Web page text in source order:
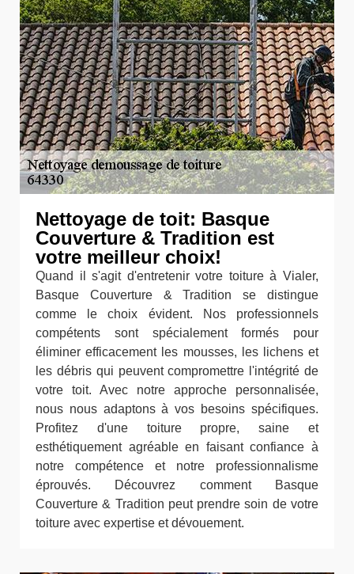
Nettoyage de toit: Basque
Couverture & Tradition est
votre meilleur choix!
Quand il s'agit d'entretenir votre toiture à Vialer,
Basque Couverture & Tradition se distingue
comme le choix évident. Nos professionnels
compétents sont spécialement formés pour
éliminer efficacement les mousses, les lichens et
les débris qui peuvent compromettre l'intégrité de
votre toit. Avec notre approche personnalisée,
nous nous adaptons à vos besoins spécifiques.
Profitez d'une toiture propre, saine et
esthétiquement agréable en faisant confiance à
notre compétence et notre professionnalisme
éprouvés. Découvrez comment Basque
Couverture & Tradition peut prendre soin de votre
toiture avec expertise et dévouement.